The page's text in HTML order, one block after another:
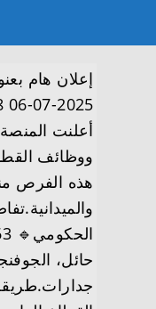
2025-07-06 01:31:38 وجاءت التفاصيل والمتطلبات وطريقة التقديم على النحو التالي :
ووظائف
هذه الفرص
حائل،